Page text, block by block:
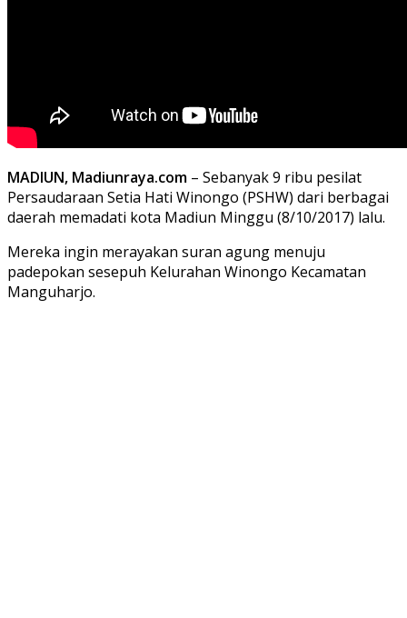
MADIUN, Madiunraya.com – Sebanyak 9 ribu pesilat
Persaudaraan Setia Hati Winongo (PSHW) dari berbagai
daerah memadati kota Madiun Minggu (8/10/2017) lalu.
Mereka ingin merayakan suran agung menuju
padepokan sesepuh Kelurahan Winongo Kecamatan
Manguharjo.